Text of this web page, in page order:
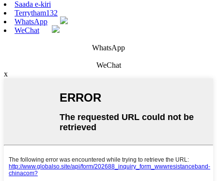
Saada e-kiri
Terrytham132
WhatsApp
WeChat
WhatsApp
WeChat
x